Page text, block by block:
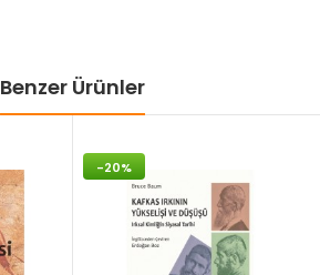
Benzer Ürünler
-20%